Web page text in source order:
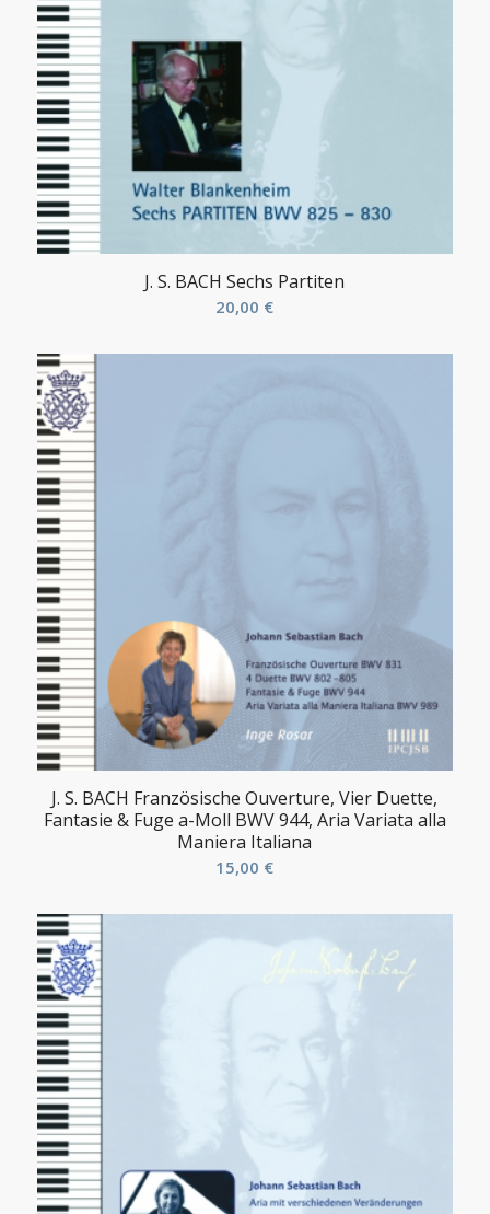
J. S. BACH Sechs Partiten
20,00 €
J. S. BACH Französische Ouverture, Vier Duette,
Fantasie & Fuge a-Moll BWV 944, Aria Variata alla
Maniera Italiana
15,00 €